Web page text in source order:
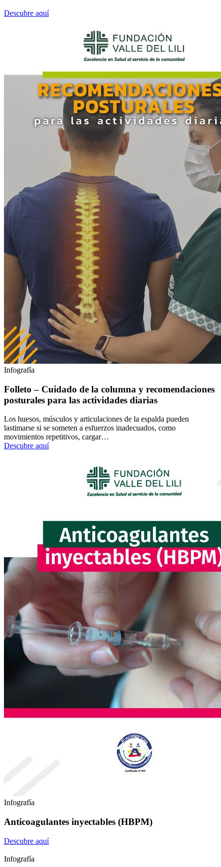
Descubre aquí
Infografía
Folleto – Cuidado de la columna y recomendaciones
posturales para las actividades diarias
Los huesos, músculos y articulaciones de la espalda pueden
lastimarse si se someten a esfuerzos inadecuados, como
movimientos repetitivos, cargar…
Descubre aquí
Infografía
Anticoagulantes inyectables (HBPM)
Descubre aquí
Infografía